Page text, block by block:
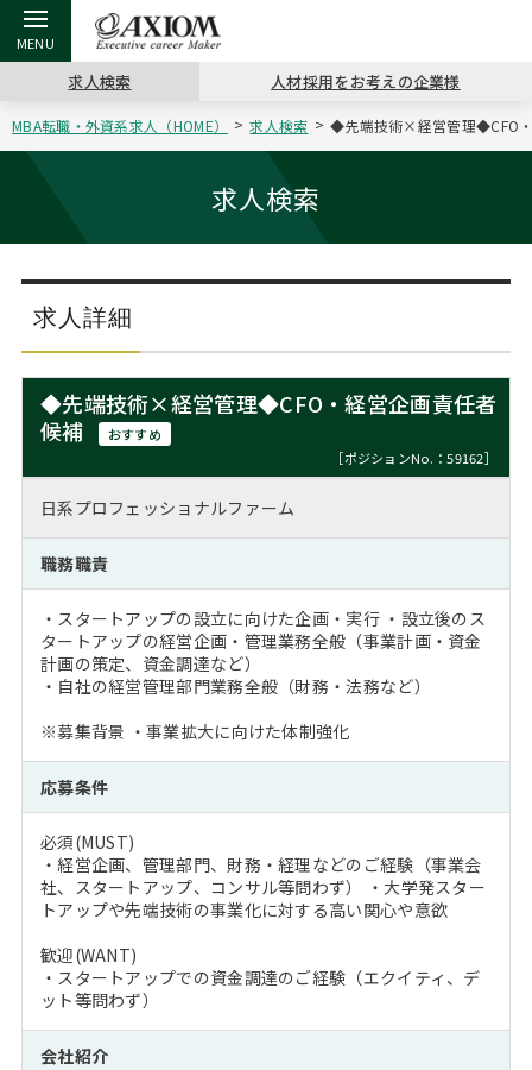
戻る
アクシアムの特長
戻る
コンサ
サービス案内
戻る
キャリ
コンサルタントの紹介
戻る
キャリア支援 TOP
キャリアデザイン講座
（最新求人市場動向）
戻る
MBAの
ステージ別アドバイス
MBAの転職事例
MBAからのFAQ
MBA留学生数の推移
戻る
日本か
インターン受入企業一覧
MBAを生かす求人特集
年齢と年収の相関図
戻る
転職ツール TOP
英文レジュメの書き方
戻る
パワー
職務経歴書の書き方
よくある面接Q&A集
戻る
転職コラム TOP
“展”職相談室
転職市場の明日をよめ
転職成功への4つの鍵
注目企業インタビュー
戻る
イベント・セミナー TOP
ジョブフェア
キャリアデザインセミナー
キャリアフォーラム
Career Talk Live
MBA NETWORKING
戻る
会社概要 TOP
沿革
主なクライアント
採用情報
ニュースリリース
求人検索 人材採用をお考えの企業様
MBA転職・外資系求人（HOME） 求人検索 ◆先端技術×経営管理◆CFO・
求人検索
求人詳細
◆先端技術×経営管理◆CFO・経営企画責任者
候補
おすすめ
［ポジションNo.：59162］
日系プロフェッショナルファーム
職務職責
・スタートアップの設立に向けた企画・実行 ・設立後のス
タートアップの経営企画・管理業務全般（事業計画・資金
計画の策定、資金調達など）
・自社の経営管理部門業務全般（財務・法務など）
※募集背景 ・事業拡大に向けた体制強化
応募条件
必須(MUST)
・経営企画、管理部門、財務・経理などのご経験（事業会
社、スタートアップ、コンサル等問わず） ・大学発スター
トアップや先端技術の事業化に対する高い関心や意欲
歓迎(WANT)
・スタートアップでの資金調達のご経験（エクイティ、デ
ット等問わず）
会社紹介